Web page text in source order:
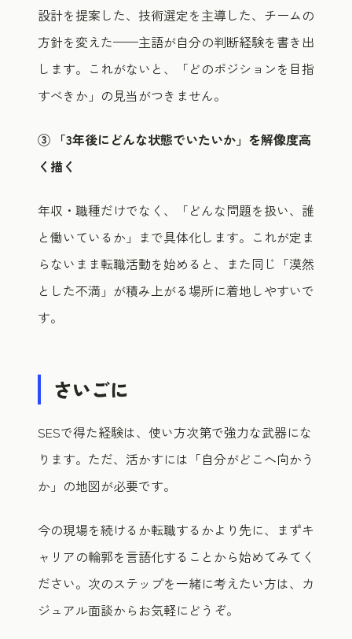
設計を提案した、技術選定を主導した、チームの
方針を変えた——主語が自分の判断経験を書き出
します。これがないと、「どのポジションを目指
すべきか」の見当がつきません。
③ 「3年後にどんな状態でいたいか」を解像度高
く描く
年収・職種だけでなく、「どんな問題を扱い、誰
と働いているか」まで具体化します。これが定ま
らないまま転職活動を始めると、また同じ「漠然
とした不満」が積み上がる場所に着地しやすいで
す。
さいごに
SESで得た経験は、使い方次第で強力な武器にな
ります。ただ、活かすには「自分がどこへ向かう
か」の地図が必要です。
今の現場を続けるか転職するかより先に、まずキ
ャリアの輪郭を言語化することから始めてみてく
ださい。次のステップを一緒に考えたい方は、カ
ジュアル面談からお気軽にどうぞ。